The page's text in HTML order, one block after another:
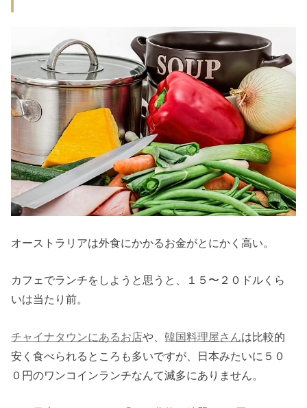
オーストラリアは外食にかかるお金がとにかく高い。
カフェでランチをしようと思うと、１５〜２０ドルくら
いは当たり前。
チャイナタウンにあるお店や、韓国料理屋さんは比較的
安く食べられるところも多いですが、日本みたいに５０
０円のワンコインランチなんて滅多にありません。